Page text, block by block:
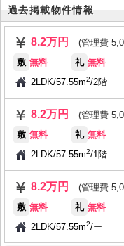
過去掲載物件情報
8.2万円
(管理費
敷 無料 礼 無料
2LDK/57.55m2/2階
8.2万円
(管理費
敷 無料 礼 無料
2LDK/57.55m2/1階
8.2万円
(管理費
敷 無料 礼 無料
2LDK/57.55m2/ー